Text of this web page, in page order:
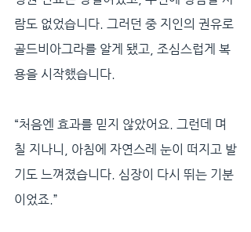
람도 없었습니다. 그러던 중 지인의 권유로
골드비아그라를 알게 됐고, 조심스럽게 복
용을 시작했습니다.
“처음엔 효과를 믿지 않았어요. 그런데 며
칠 지나니, 아침에 자연스레 눈이 떠지고 발
기도 느껴졌습니다. 심장이 다시 뛰는 기분
이었죠.”